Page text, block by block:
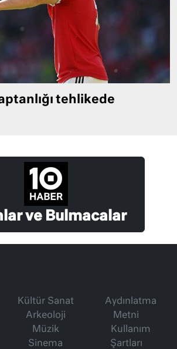
tehlikede
ve Bulmacalar
Kültür Sanat
Arkeoloji
Müzik
Sinema
Aydınlatma
Metni
Kullanım
Şartları